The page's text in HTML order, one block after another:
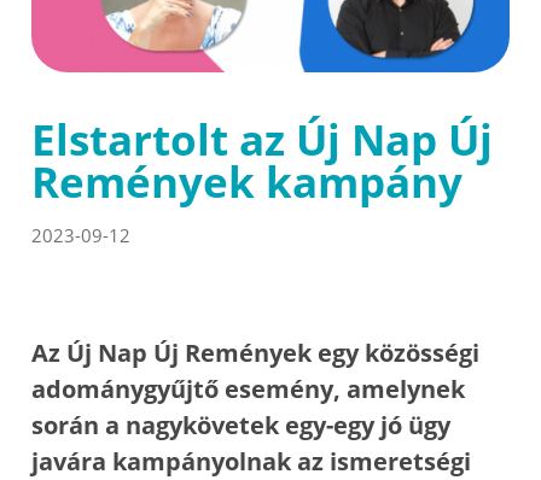
Elstartolt az Új Nap Új
Remények kampány
2023-09-12
Az Új Nap Új Remények egy közösségi
adománygyűjtő esemény, amelynek
során a nagykövetek egy-egy jó ügy
javára kampányolnak az ismeretségi